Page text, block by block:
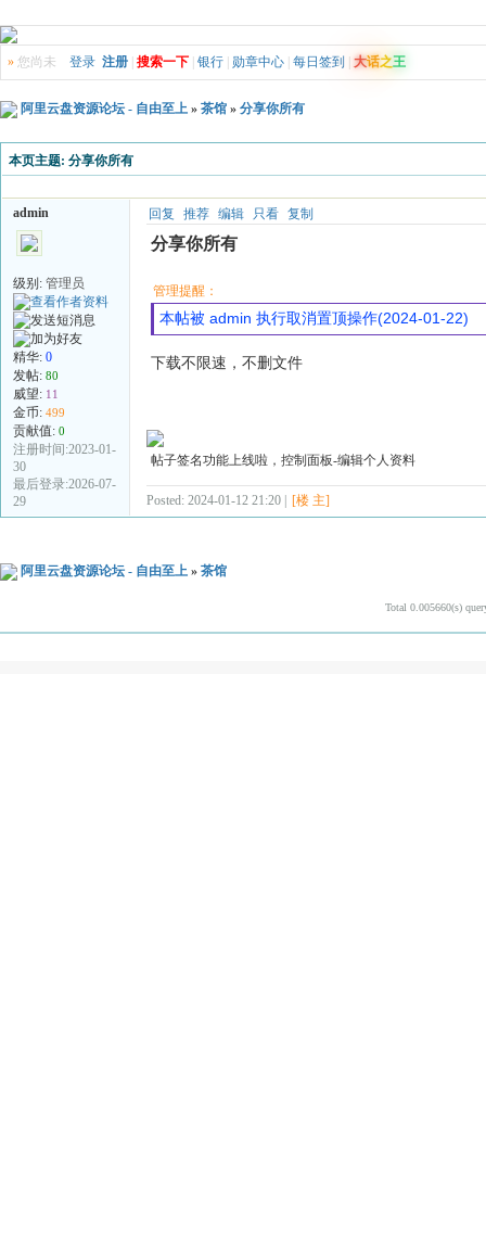
» 您尚未 登录 注册 搜索一下 银行 勋章中心 每日签到 大话之王
阿里云盘资源论坛 - 自由至上 » 茶馆 » 分享你所有
本页主题: 分享你所有
admin
级别: 管理员
精华: 0
发帖: 80
威望: 11
金币: 499
贡献值: 0
注册时间:2023-01-
30
最后登录:2026-07-
29
回复 推荐 编辑 只看 复制
分享你所有
管理提醒：
本帖被 admin 执行取消置顶操作(2024-01-22)
下载不限速，不删文件
帖子签名功能上线啦，控制面板-编辑个人资料
Posted: 2024-01-12 21:20 | [楼 主]
阿里云盘资源论坛 - 自由至上 » 茶馆
Total 0.005660(s)